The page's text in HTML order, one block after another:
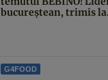
bucureștean, trimis
G4FOOD